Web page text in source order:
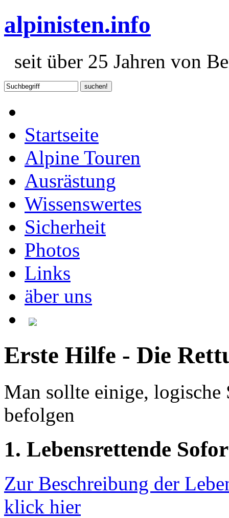
alpinisten.info
seit über 25 Jahren von
Startseite
Alpine Touren
Ausrästung
Wissenswertes
Sicherheit
Photos
Links
äber uns
Erste Hilfe - Die
Man sollte einige,
befolgen
1. Lebensrettende
Zur Beschreibung der
klick hier